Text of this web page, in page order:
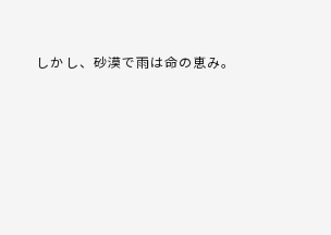
しかし、砂漠で雨は命の恵み。